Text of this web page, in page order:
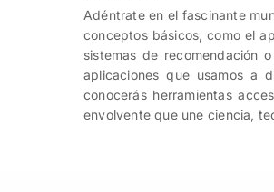
Adéntrate en el fascinante
conceptos básicos, como el
sistemas de recomendación
aplicaciones que usamos a
conocerás herramientas
envolvente que une ciencia,